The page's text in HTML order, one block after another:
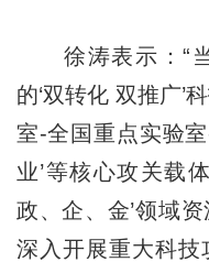
徐涛表示：“当
的‘双转化 双推广’
室-全国重点实验
业’等核心攻关载
政、企、金’领域
深入开展重大科技